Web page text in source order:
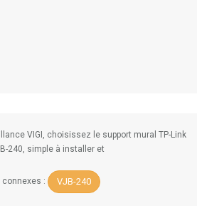
VIGI, choisissez le support mural TP-Link
240, simple à installer et
connexes : VJB-240